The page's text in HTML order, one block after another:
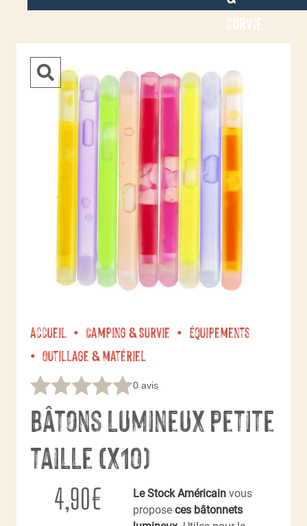
Survie
Accueil Camping & Survie
Équipements
Outillage & matériel
0 avis
Bâtons lumineux petite
taille (x10)
4,90€ Le Stock Américain vous
propose ces bâtonnets